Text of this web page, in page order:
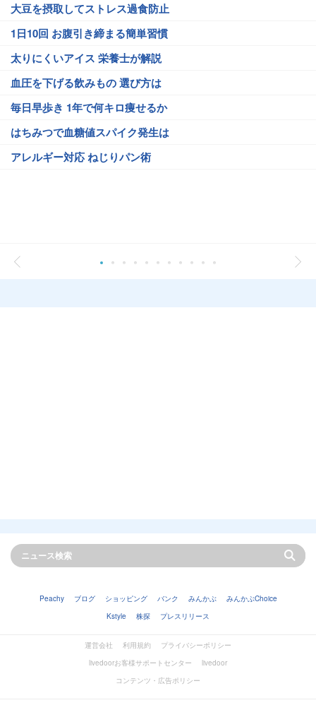
大豆を摂取してストレス過食防止
1日10回 お腹引き締まる簡単習慣
太りにくいアイス 栄養士が解説
血圧を下げる飲みもの 選び方は
毎日早歩き 1年で何キロ痩せるか
はちみつで血糖値スパイク発生は
アレルギー対応 ねじりパン術
Peachy ブログ ショッピング バンク みんかぶ
みんかぶChoice
Kstyle
株探 プレスリリース
運営会社 利用規約
プライバシーポリシー
livedoorお客様サポートセンター
livedoor
コンテンツ・広告ポリシー